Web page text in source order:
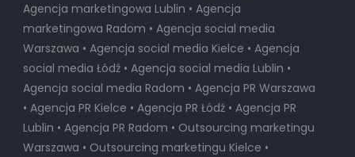
Agencja marketingowa Lublin • Agencja
marketingowa Radom • Agencja social media
Warszawa • Agencja social media Kielce • Agencja
social media Łódź • Agencja social media Lublin •
Agencja social media Radom • Agencja PR Warszawa
• Agencja PR Kielce • Agencja PR Łódź • Agencja PR
Lublin • Agencja PR Radom • Outsourcing marketingu
Warszawa • Outsourcing marketingu Kielce •